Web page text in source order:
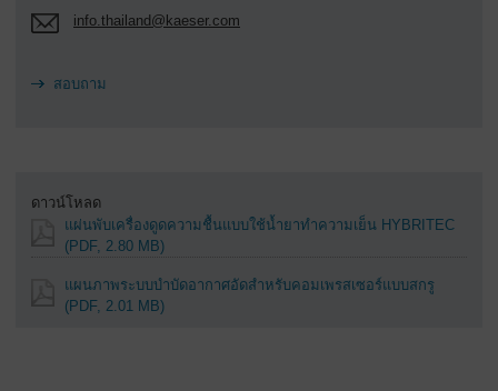
info.thailand@kaeser.com
สอบถาม
ดาวน์โหลด
แผ่นพับเครื่องดูดความชื้นแบบใช้น้ำยาทำความเย็น HYBRITEC
(PDF, 2.80 MB)
แผนภาพระบบบำบัดอากาศอัดสำหรับคอมเพรสเซอร์แบบสกรู
(PDF, 2.01 MB)